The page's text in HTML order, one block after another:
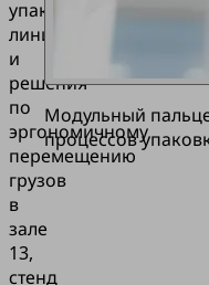
упаковочных
линий
и
решения
по
эргономичному
перемещению
грузов
в
зале
13,
стенд
Модульный
процессов